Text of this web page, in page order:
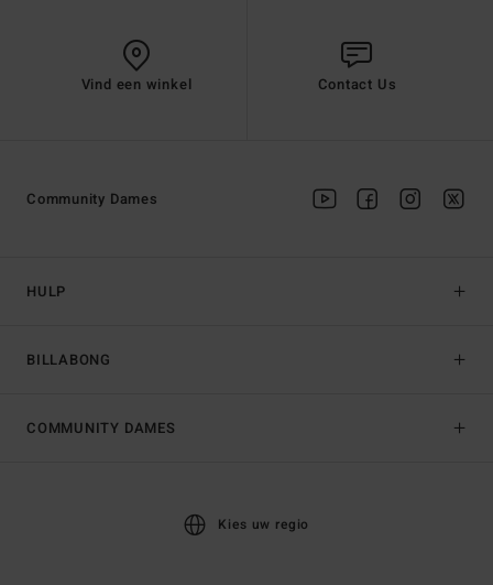
Vind een winkel Contact Us
HULP
BILLABONG
Community Dames
COMMUNITY DAMES
Kies uw regio